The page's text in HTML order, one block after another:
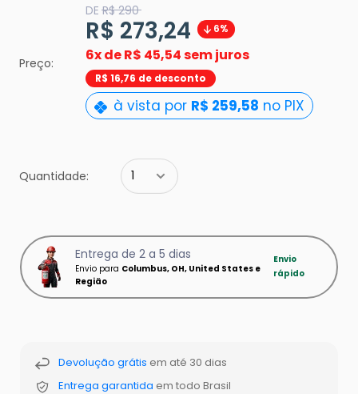
Preço:
DETranslation
missing:
pt-
BR.product.general.regular_price
R$ 290
Translation
missing:
pt-
R$ 273,24 6%
6x deR$ 45,54 sem juros
R$ 16,76 de desconto
à vista por R$ 259,58 no PIX
Quantidade:
Entrega de 2 a 5 dias
Envio para Columbus, OH, United States e
Região
Envio
rápido
Devolução grátis em até 30 dias
Entrega garantida em todo Brasil